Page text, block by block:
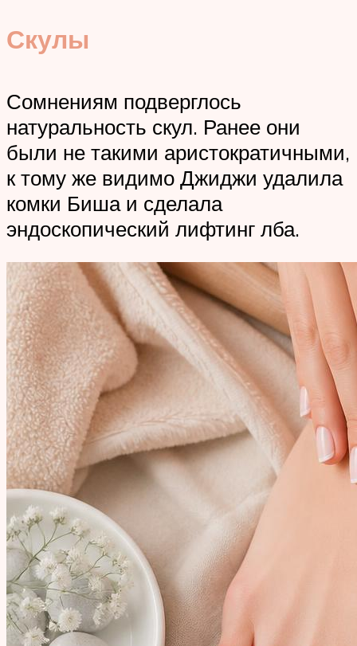
Скулы
Сомнениям подверглось
натуральность скул. Ранее они
были не такими аристократичными,
к тому же видимо Джиджи удалила
комки Биша и сделала
эндоскопический лифтинг лба.